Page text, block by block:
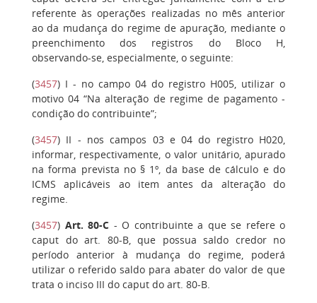
referente às operações realizadas no mês anterior
ao da mudança do regime de apuração, mediante o
preenchimento dos registros do Bloco H,
observando-se, especialmente, o seguinte:
(3457) I - no campo 04 do registro H005, utilizar o
motivo 04 “Na alteração de regime de pagamento -
condição do contribuinte”;
(3457) II - nos campos 03 e 04 do registro H020,
informar, respectivamente, o valor unitário, apurado
na forma prevista no § 1º, da base de cálculo e do
ICMS aplicáveis ao item antes da alteração do
regime.
(3457) Art. 80-C - O contribuinte a que se refere o
caput do art. 80-B, que possua saldo credor no
período anterior à mudança do regime, poderá
utilizar o referido saldo para abater do valor de que
trata o inciso III do caput do art. 80-B.